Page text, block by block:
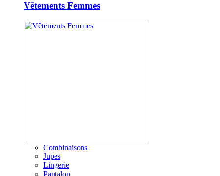
Vêtements Femmes
Combinaisons
Jupes
Lingerie
Pantalon